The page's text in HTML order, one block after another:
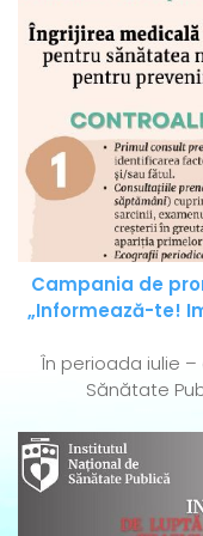
Campania de
„Informează-te!
În perioada iulie
Sănătate